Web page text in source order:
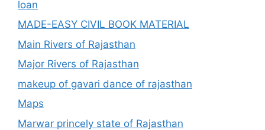
loan
MADE-EASY CIVIL BOOK MATERIAL
Main Rivers of Rajasthan
Major Rivers of Rajasthan
makeup of gavari dance of rajasthan
Maps
Marwar princely state of Rajasthan